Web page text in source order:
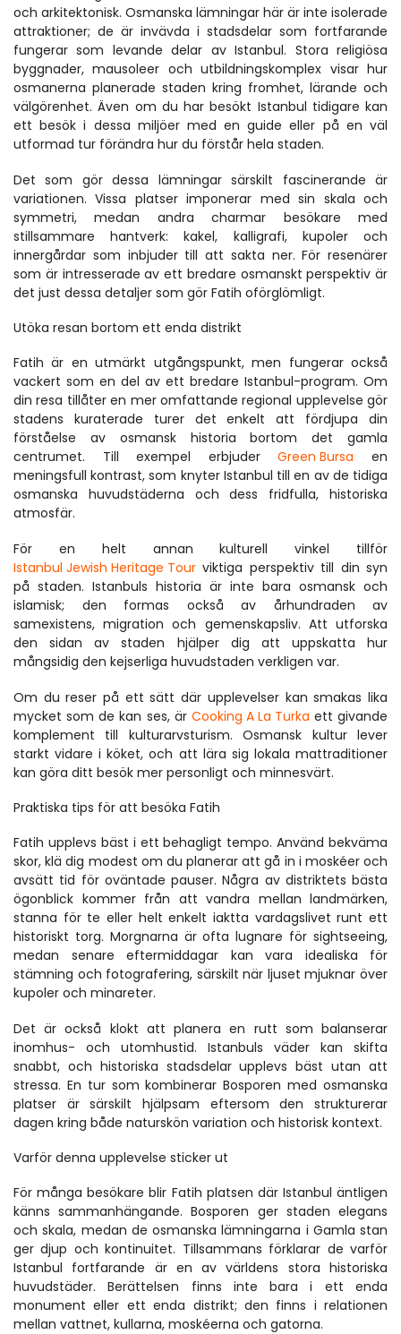
och arkitektonisk. Osmanska lämningar här är inte isolerade
attraktioner; de är invävda i stadsdelar som fortfarande
fungerar som levande delar av Istanbul. Stora religiösa
byggnader, mausoleer och utbildningskomplex visar hur
osmanerna planerade staden kring fromhet, lärande och
välgörenhet. Även om du har besökt Istanbul tidigare kan
ett besök i dessa miljöer med en guide eller på en väl
utformad tur förändra hur du förstår hela staden.
Det som gör dessa lämningar särskilt fascinerande är
variationen. Vissa platser imponerar med sin skala och
symmetri, medan andra charmar besökare med
stillsammare hantverk: kakel, kalligrafi, kupoler och
innergårdar som inbjuder till att sakta ner. För resenärer
som är intresserade av ett bredare osmanskt perspektiv är
det just dessa detaljer som gör Fatih oförglömligt.
Utöka resan bortom ett enda distrikt
Fatih är en utmärkt utgångspunkt, men fungerar också
vackert som en del av ett bredare Istanbul-program. Om
din resa tillåter en mer omfattande regional upplevelse gör
stadens kuraterade turer det enkelt att fördjupa din
förståelse av osmansk historia bortom det gamla
centrumet. Till exempel erbjuder Green Bursa en
meningsfull kontrast, som knyter Istanbul till en av de tidiga
osmanska huvudstäderna och dess fridfulla, historiska
atmosfär.
För en helt annan kulturell vinkel tillför
Istanbul Jewish Heritage Tour viktiga perspektiv till din syn
på staden. Istanbuls historia är inte bara osmansk och
islamisk; den formas också av århundraden av
samexistens, migration och gemenskapsliv. Att utforska
den sidan av staden hjälper dig att uppskatta hur
mångsidig den kejserliga huvudstaden verkligen var.
Om du reser på ett sätt där upplevelser kan smakas lika
mycket som de kan ses, är Cooking A La Turka ett givande
komplement till kulturarvsturism. Osmansk kultur lever
starkt vidare i köket, och att lära sig lokala mattraditioner
kan göra ditt besök mer personligt och minnesvärt.
Praktiska tips för att besöka Fatih
Fatih upplevs bäst i ett behagligt tempo. Använd bekväma
skor, klä dig modest om du planerar att gå in i moskéer och
avsätt tid för oväntade pauser. Några av distriktets bästa
ögonblick kommer från att vandra mellan landmärken,
stanna för te eller helt enkelt iaktta vardagslivet runt ett
historiskt torg. Morgnarna är ofta lugnare för sightseeing,
medan senare eftermiddagar kan vara idealiska för
stämning och fotografering, särskilt när ljuset mjuknar över
kupoler och minareter.
Det är också klokt att planera en rutt som balanserar
inomhus- och utomhustid. Istanbuls väder kan skifta
snabbt, och historiska stadsdelar upplevs bäst utan att
stressa. En tur som kombinerar Bosporen med osmanska
platser är särskilt hjälpsam eftersom den strukturerar
dagen kring både naturskön variation och historisk kontext.
Varför denna upplevelse sticker ut
För många besökare blir Fatih platsen där Istanbul äntligen
känns sammanhängande. Bosporen ger staden elegans
och skala, medan de osmanska lämningarna i Gamla stan
ger djup och kontinuitet. Tillsammans förklarar de varför
Istanbul fortfarande är en av världens stora historiska
huvudstäder. Berättelsen finns inte bara i ett enda
monument eller ett enda distrikt; den finns i relationen
mellan vattnet, kullarna, moskéerna och gatorna.